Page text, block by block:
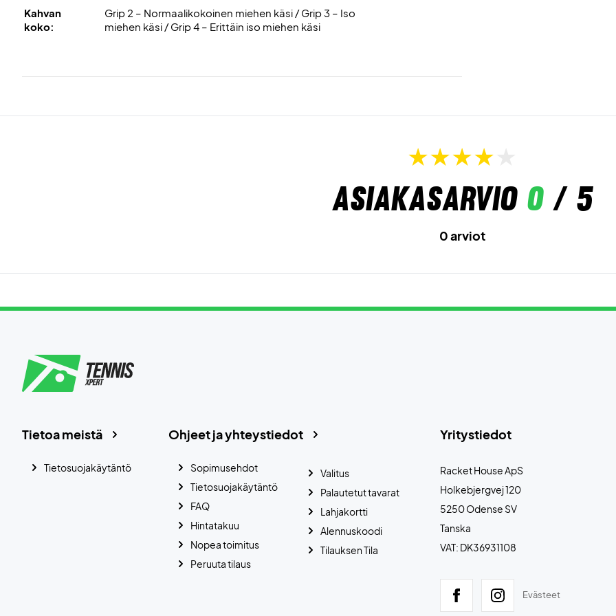
Kahvan
koko:
Grip 2 – Normaalikokoinen miehen käsi / Grip 3 – Iso
miehen käsi / Grip 4 – Erittäin iso miehen käsi
Asiakasarvio 0/ 5
0 arviot
Yritystiedot
Racket House ApS
Holkebjergvej 120
5250 Odense SV
Tanska
VAT: DK36931108
Evästeet
Ohjeet ja yhteystiedot
Sopimusehdot
Tietosuojakäytäntö
FAQ
Hintatakuu
Nopea toimitus
Peruuta tilaus
Valitus
Palautetut tavarat
Lahjakortti
Alennuskoodi
Tilauksen Tila
Tietoa meistä
Tietosuojakäytäntö